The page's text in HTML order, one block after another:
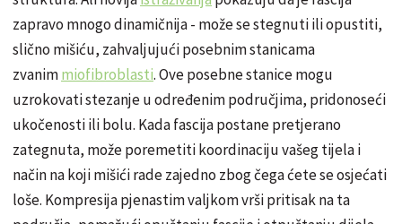
zapravo mnogo dinamičnija - može se stegnuti ili opustiti,
slično mišiću, zahvaljujući posebnim stanicama
zvanimmiofibroblasti. Ove posebne stanice mogu
uzrokovati stezanje u određenim područjima, pridonoseći
ukočenosti ili bolu. Kada fascija postane pretjerano
zategnuta, može poremetiti koordinaciju vašeg tijela i
način na koji mišići rade zajedno zbog čega ćete se osjećati
loše. Kompresija pjenastim valjkom vrši pritisak na ta